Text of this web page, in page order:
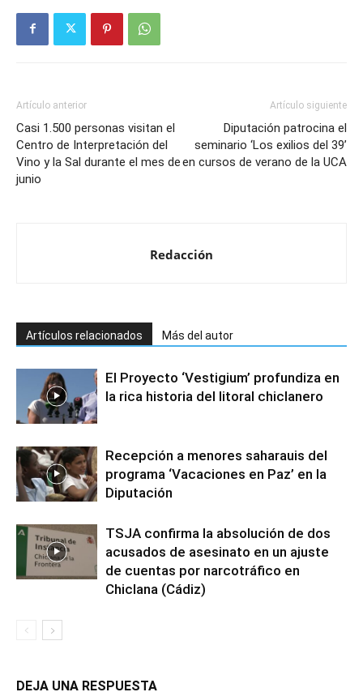
Artículo anterior
Casi 1.500 personas visitan el
Centro de Interpretación del
Vino y la Sal durante el mes de
junio
Artículo siguiente
Diputación patrocina el
seminario ‘Los exilios del 39’
en cursos de verano de la UCA
Redacción
Artículos relacionados Más del autor
El Proyecto ‘Vestigium’ profundiza en
la rica historia del litoral chiclanero
Recepción a menores saharauis del
programa ‘Vacaciones en Paz’ en la
Diputación
TSJA confirma la absolución de dos
acusados de asesinato en un ajuste
de cuentas por narcotráfico en
Chiclana (Cádiz)
DEJA UNA RESPUESTA